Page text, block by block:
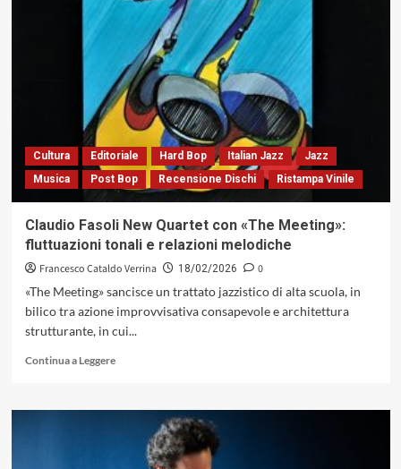
Cultura Editoriale Hard Bop Italian Jazz
Jazz
Musica
Post Bop Recensione Dischi Ristampa Vinile
Claudio Fasoli New Quartet con «The Meeting»:
fluttuazioni tonali e relazioni melodiche
Francesco Cataldo Verrina 18/02/2026
0
«The Meeting» sancisce un trattato jazzistico di alta scuola, in
bilico tra azione improvvisativa consapevole e architettura
strutturante, in cui...
Continua a LeggereLeggi
su